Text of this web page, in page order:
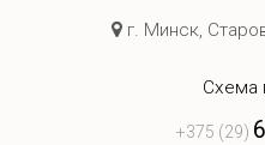
г. Минск,
Схема
+375 (29)